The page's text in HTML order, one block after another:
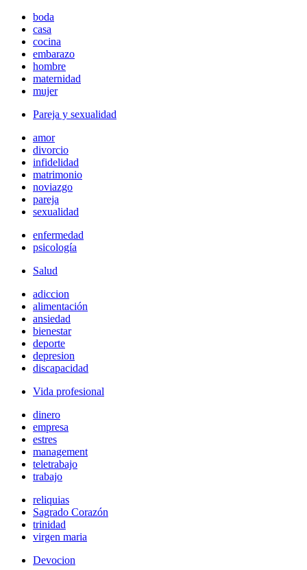
boda
casa
cocina
embarazo
hombre
maternidad
mujer
Pareja y sexualidad
amor
divorcio
infidelidad
matrimonio
noviazgo
pareja
sexualidad
enfermedad
psicología
Salud
adiccion
alimentación
ansiedad
bienestar
deporte
depresion
discapacidad
Vida profesional
dinero
empresa
estres
management
teletrabajo
trabajo
reliquias
Sagrado Corazón
trinidad
virgen maria
Devocion